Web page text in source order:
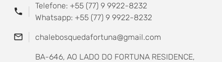
phone
Telefone: +55 (77) 9 9922-8232
Whatsapp: +55 (77) 9 9922-8232
mail_outline chalebosquedafortuna@gmail.com
BA-646, AO LADO DO FORTUNA RESIDENCE,